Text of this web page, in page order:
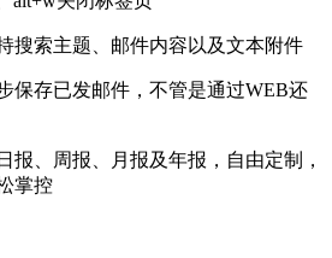
搜索主题、邮件内容以及文本附件
保存已发邮件，不管是通过WEB还
报、周报、月报及年报，自由定制，
掌控